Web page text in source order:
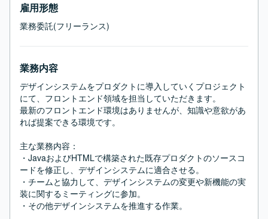
雇用形態
業務委託(フリーランス)
業務内容
デザインシステムをプロダクトに導入していくプロジェクト
にて、フロントエンド領域を担当していただきます。
最新のフロントエンド環境はありませんが、知識や意欲があ
れば提案できる環境です。
主な業務内容：
・JavaおよびHTMLで構築された既存プロダクトのソースコ
ードを修正し、デザインシステムに適合させる。
・チームと協力して、デザインシステムの変更や新機能の実
装に関するミーティングに参加。
・その他デザインシステムを推進する作業。